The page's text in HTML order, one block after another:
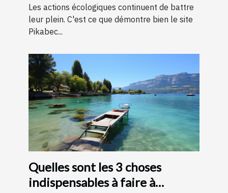
bois
Les actions écologiques continuent de battre
leur plein. C'est ce que démontre bien le site
Pikabec...
Quelles sont les 3 choses
indispensables à faire à